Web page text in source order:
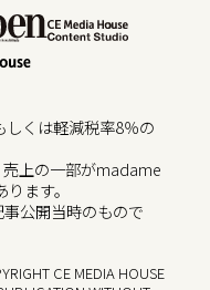
くは軽減税率8％の
上の一部がmadame
ます。
公開当時のもので
CE MEDIA HOUSE